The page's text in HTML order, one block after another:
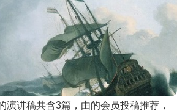
演讲稿共含3篇，由的会员投稿推荐，